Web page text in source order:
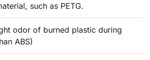
such as PETG.
odor of burned plastic during
ABS)